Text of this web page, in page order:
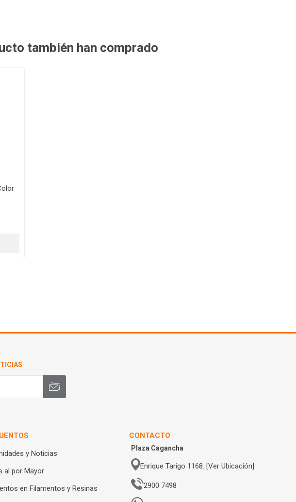
también han comprado
y Noticias
al por Mayor
en Filamentos y Resinas
CONTACTO
Plaza Cagancha
Enrique Tarigo 1168. [Ver Ubicación]
2900 7498